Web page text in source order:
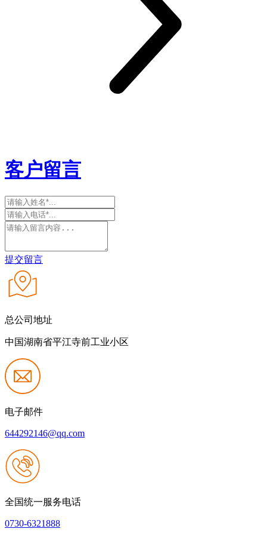
客户留言
提交留言
总公司地址
中国湖南省平江寺前工业小区
电子邮件
644292146@qq.com
全国统一服务电话
0730-6321888